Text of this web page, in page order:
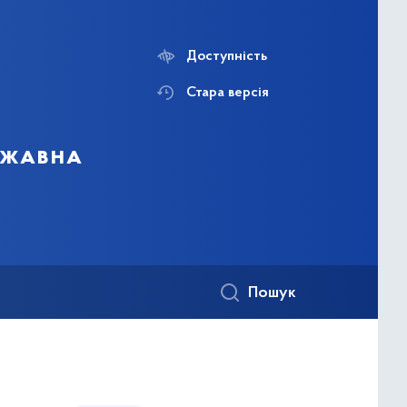
Доступність
Стара версія
Пошук